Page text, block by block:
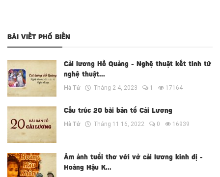
BÀI VIẾT PHỔ BIẾN
Cải lương Hồ Quảng - Nghệ thuật kết tinh từ
nghệ thuật...
Hà Tử
Tháng 2 4, 2023 1 17164
Cấu trúc 20 bài bản tổ Cải Lương
Hà Tử
Tháng 11 16, 2022 0 16939
Ám ảnh tuổi thơ với vở cải lương kinh dị -
Hoàng Hậu K...